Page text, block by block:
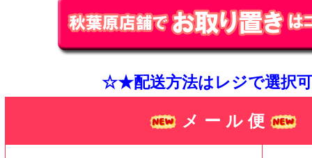
☆★配送方法はレジで選択
メ ー ル 便